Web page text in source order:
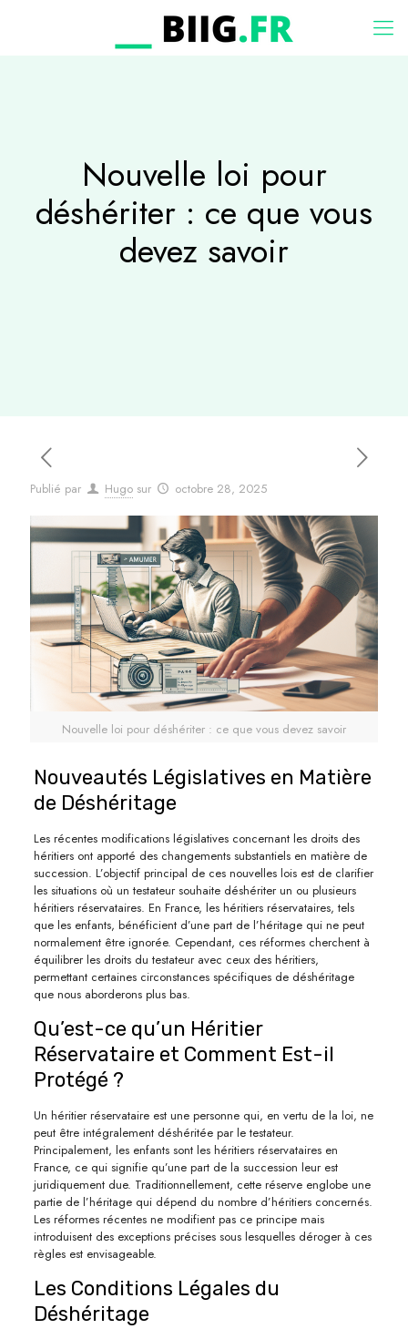
Nouvelle loi pour
déshériter : ce que vous
devez savoir
Publié par Hugo sur octobre 28, 2025
Nouvelle loi pour déshériter : ce que vous devez savoir
Nouveautés Législatives en Matière
de Déshéritage
Les récentes modifications législatives concernant les droits des
héritiers ont apporté des changements substantiels en matière de
succession. L’objectif principal de ces nouvelles lois est de clarifier
les situations où un testateur souhaite déshériter un ou plusieurs
héritiers réservataires. En France, les héritiers réservataires, tels
que les enfants, bénéficient d’une part de l’héritage qui ne peut
normalement être ignorée. Cependant, ces réformes cherchent à
équilibrer les droits du testateur avec ceux des héritiers,
permettant certaines circonstances spécifiques de déshéritage
que nous aborderons plus bas.
Qu’est-ce qu’un Héritier
Réservataire et Comment Est-il
Protégé ?
Un héritier réservataire est une personne qui, en vertu de la loi, ne
peut être intégralement déshéritée par le testateur.
Principalement, les enfants sont les héritiers réservataires en
France, ce qui signifie qu’une part de la succession leur est
juridiquement due. Traditionnellement, cette réserve englobe une
partie de l’héritage qui dépend du nombre d’héritiers concernés.
Les réformes récentes ne modifient pas ce principe mais
introduisent des exceptions précises sous lesquelles déroger à ces
règles est envisageable.
Les Conditions Légales du
Déshéritage